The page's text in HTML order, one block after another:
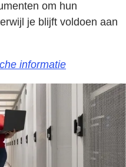
om hun
je blijft voldoen aan
informatie